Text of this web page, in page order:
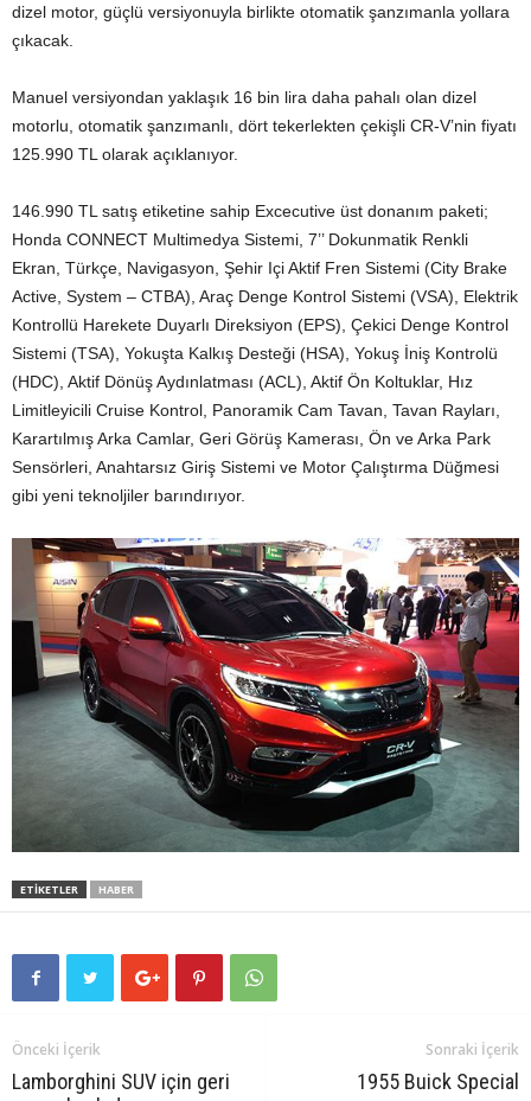
dizel motor, güçlü versiyonuyla birlikte otomatik şanzımanla yollara
çıkacak.
Manuel versiyondan yaklaşık 16 bin lira daha pahalı olan dizel
motorlu, otomatik şanzımanlı, dört tekerlekten çekişli CR-V’nin fiyatı
125.990 TL olarak açıklanıyor.
146.990 TL satış etiketine sahip Excecutive üst donanım paketi;
Honda CONNECT Multimedya Sistemi, 7’’ Dokunmatik Renkli
Ekran, Türkçe, Navigasyon, Şehir Içi Aktif Fren Sistemi (City Brake
Active, System – CTBA), Araç Denge Kontrol Sistemi (VSA), Elektrik
Kontrollü Harekete Duyarlı Direksiyon (EPS), Çekici Denge Kontrol
Sistemi (TSA), Yokuşta Kalkış Desteği (HSA), Yokuş İniş Kontrolü
(HDC), Aktif Dönüş Aydınlatması (ACL), Aktif Ön Koltuklar, Hız
Limitleyicili Cruise Kontrol, Panoramik Cam Tavan, Tavan Rayları,
Karartılmış Arka Camlar, Geri Görüş Kamerası, Ön ve Arka Park
Sensörleri, Anahtarsız Giriş Sistemi ve Motor Çalıştırma Düğmesi
gibi yeni teknoljiler barındırıyor.
ETIKETLER HABER
Önceki İçerik
Lamborghini SUV için geri
Sonraki İçerik
1955 Buick Special